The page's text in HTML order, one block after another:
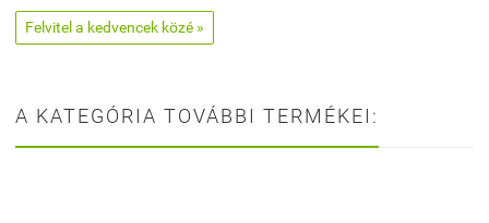
Felvitel a kedvencek közé »
A KATEGÓRIA TOVÁBBI TERMÉKEI: